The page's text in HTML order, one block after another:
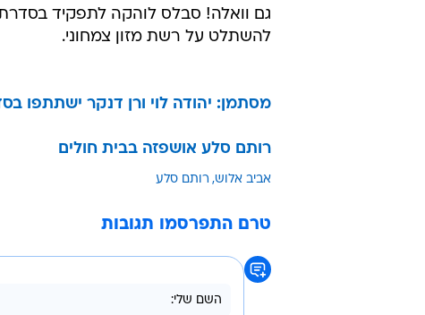
גם וואלה! סבלס לוהקה לתפקיד
להשתלט על רשת מזון צמחוני.
מסתמן: יהודה לוי ורן דנקר ישתתפו
רותם סלע אושפזה בבית חולים
אביב אלוש רותם סלע
טרם התפרסמו תגובות